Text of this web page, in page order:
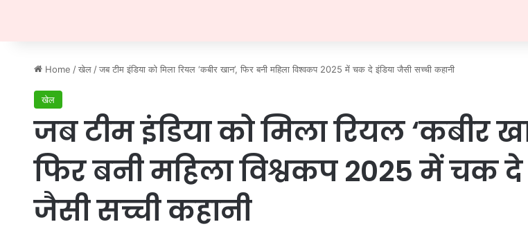
Home / खेल / जब टीम इंडिया को मिला रियल ‘कबीर खान’, फिर बनी महिला विश्वकप 2025 में चक दे इंडिया जैसी सच्ची कहानी
खेल
जब टीम इंडिया को मिला रियल ‘कबीर
फिर बनी महिला विश्वकप 2025 में चक दे
जैसी सच्ची कहानी